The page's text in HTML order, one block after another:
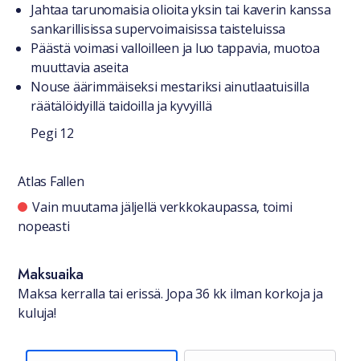
Jahtaa tarunomaisia olioita yksin tai kaverin kanssa
sankarillisissa supervoimaisissa taisteluissa
Päästä voimasi valloilleen ja luo tappavia, muotoa
muuttavia aseita
Nouse äärimmäiseksi mestariksi ainutlaatuisilla
räätälöidyillä taidoilla ja kyvyillä
Pegi 12
Atlas Fallen
Saatavuustiedot
Vain muutama jäljellä verkkokaupassa, toimi
nopeasti
Maksuaika
Maksa kerralla tai erissä. Jopa 36 kk ilman korkoja ja
kuluja!